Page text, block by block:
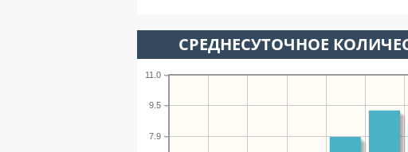
СРЕДНЕСУТОЧНОЕ
7.9
9.5
11.0